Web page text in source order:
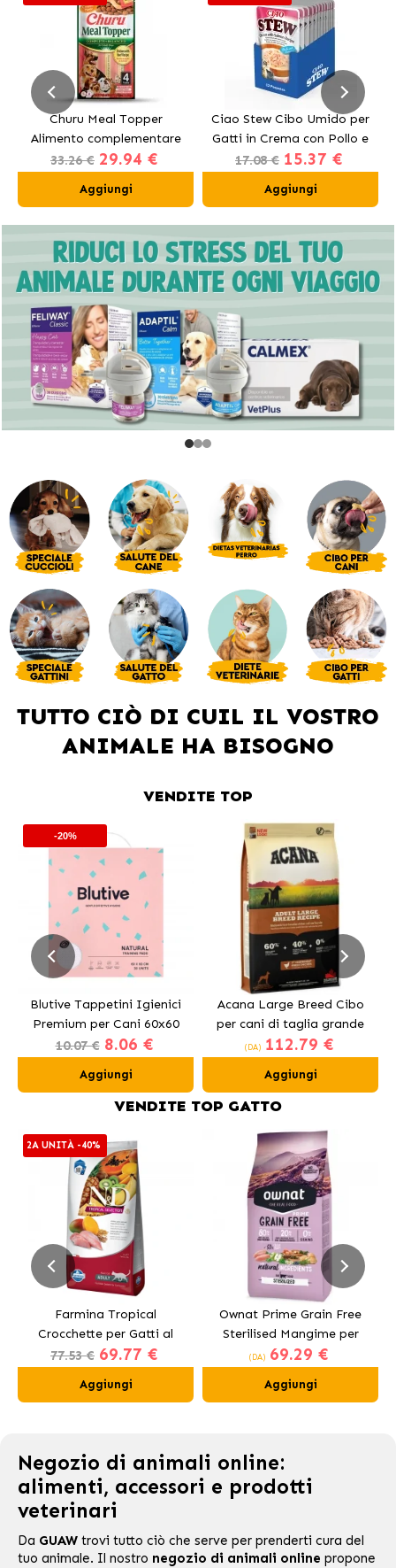
Churu Meal Topper
Alimento complementare
per cani al manzo
33.26 € 29.94 €
Aggiungi
Ciao Stew Cibo Umido per
Gatti in Crema con Pollo e
Salmone
17.08 € 15.37 €
Aggiungi
TUTTO CIÒ DI CUIL IL VOSTRO
ANIMALE HA BISOGNO
VENDITE TOP
-20%
Blutive Tappetini Igienici
Premium per Cani 60x60
cm
10.07 € 8.06 €
Aggiungi
Acana Large Breed Cibo
per cani di taglia grande
con pollo
(DA) 112.79 €
Aggiungi
VENDITE TOP GATTO
2A UNITÀ -40%
Farmina Tropical
Crocchette per Gatti al
Pollo
77.53 € 69.77 €
Aggiungi
Ownat Prime Grain Free
Sterilised Mangime per
Gatti Sterilizzati
(DA) 69.29 €
Aggiungi
Negozio di animali online:
alimenti, accessori e prodotti
veterinari
Da GUAW trovi tutto ciò che serve per prenderti cura del
tuo animale. Il nostro negozio di animali online propone